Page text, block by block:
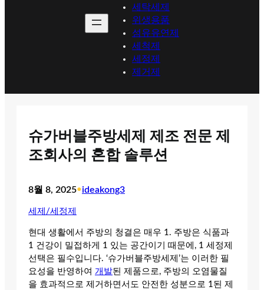
세탁세제
위생용품
섬유유연제
세척제
세정제
제거제
슈가버블주방세제 제조 전문 제
조회사의 혼합 솔루션
8월 8, 2025•ideakong3
세제/세정제
현대 생활에서 주방의 청결은 매우 1. 주방은 식품과
1 건강이 밀접하게 1 있는 공간이기 때문에, 1 세정제
선택은 필수입니다. ‘슈가버블주방세제’는 이러한 필
요성을 반영하여 개발된 제품으로, 주방의 오염물질
을 효과적으로 제거하면서도 안전한 성분으로 1된 제